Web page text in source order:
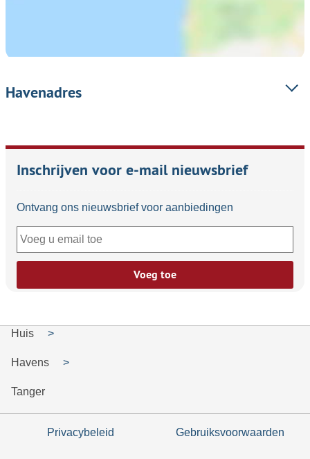
Havenadres
Inschrijven voor e-mail nieuwsbrief
Ontvang ons nieuwsbrief voor aanbiedingen
Voeg toe
Huis
Havens
Tanger
Privacybeleid Gebruiksvoorwaarden